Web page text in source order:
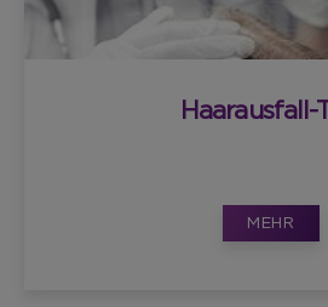
Haarausfall-
MEHR